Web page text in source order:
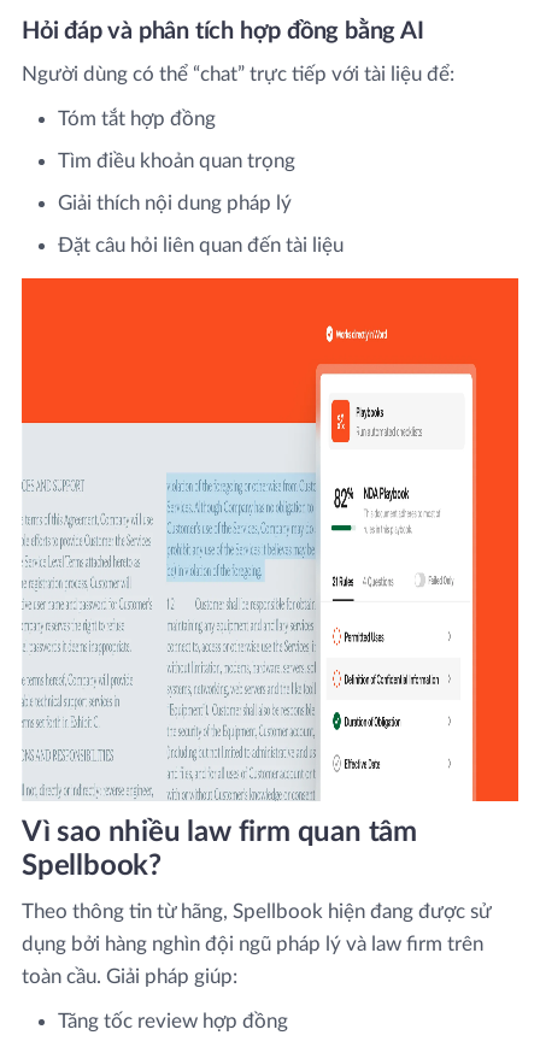
Hỏi đáp và phân tích hợp đồng bằng AI
Người dùng có thể “chat” trực tiếp với tài liệu để:
Tóm tắt hợp đồng
Tìm điều khoản quan trọng
Giải thích nội dung pháp lý
Đặt câu hỏi liên quan đến tài liệu
Vì sao nhiều law firm quan tâm
Spellbook?
Theo thông tin từ hãng, Spellbook hiện đang được sử
dụng bởi hàng nghìn đội ngũ pháp lý và law firm trên
toàn cầu. Giải pháp giúp:
Tăng tốc review hợp đồng